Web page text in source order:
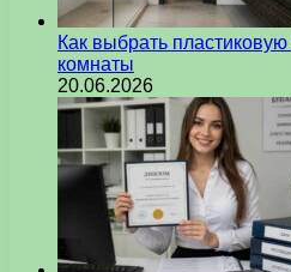
Как выбрать
комнаты
20.06.2026